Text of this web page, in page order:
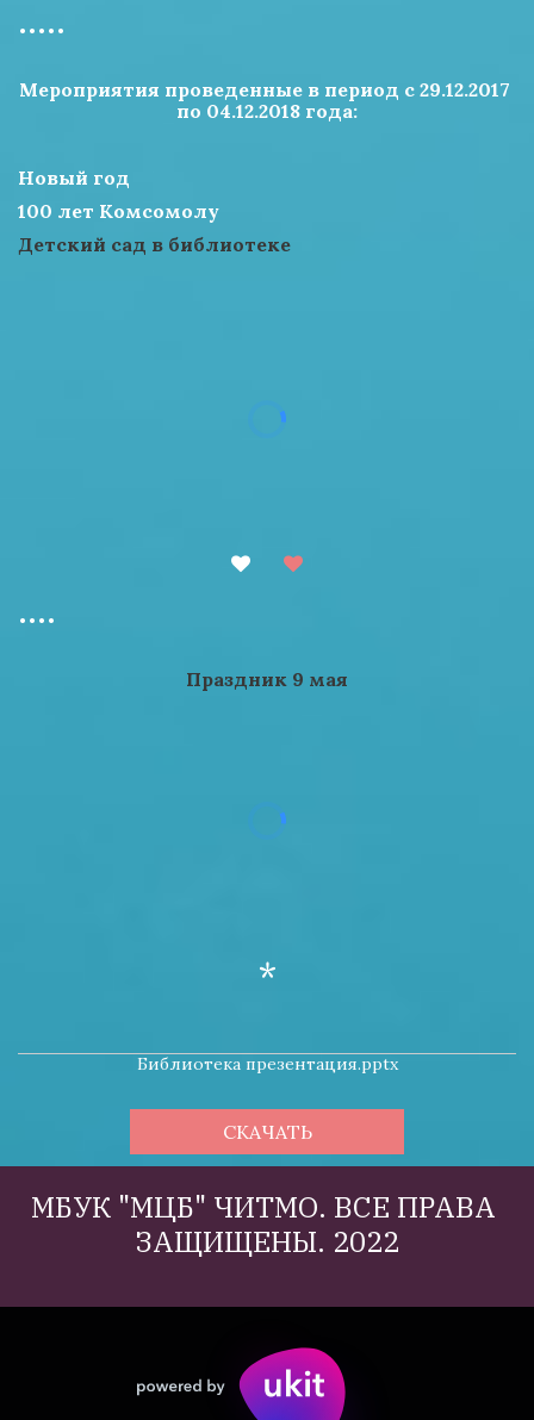
.....
Мероприятия проведенные в период с 29.12.2017
по 04.12.2018 года:
Новый год
100 лет Комсомолу
Детский сад в библиотеке
....
Праздник 9 мая
*
Библиотека презентация.pptx
СКАЧАТЬ
МБУК "МЦБ" ЧИТМО. ВСЕ ПРАВА
ЗАЩИЩЕНЫ. 2022